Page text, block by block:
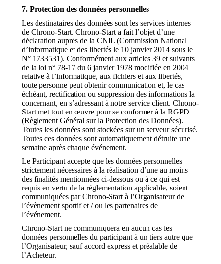
7. Protection des données personnelles
Les destinataires des données sont les services internes
de Chrono-Start. Chrono-Start a fait l’objet d’une
déclaration auprès de la CNIL (Commission National
d’informatique et des libertés le 10 janvier 2014 sous le
N° 1733531). Conformément aux articles 39 et suivants
de la loi n° 78-17 du 6 janvier 1978 modifiée en 2004
relative à l’informatique, aux fichiers et aux libertés,
toute personne peut obtenir communication et, le cas
échéant, rectification ou suppression des informations la
concernant, en s’adressant à notre service client. Chrono-
Start met tout en œuvre pour se conformer à la RGPD
(Règlement Général sur la Protection des Données).
Toutes les données sont stockées sur un serveur sécurisé.
Toutes ces données sont automatiquement détruite une
semaine après chaque événement.
Le Participant accepte que les données personnelles
strictement nécessaires à la réalisation d’une au moins
des finalités mentionnées ci-dessous ou à ce qui est
requis en vertu de la réglementation applicable, soient
communiquées par Chrono-Start à l’Organisateur de
l’évènement sportif et / ou les partenaires de
l’événement.
Chrono-Start ne communiquera en aucun cas les
données personnelles du participant à un tiers autre que
l’Organisateur, sauf accord express et préalable de
l’Acheteur.